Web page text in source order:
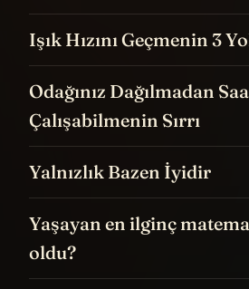
Işık Hızını Geçmenin 3
Odağınız Dağılmadan
Çalışabilmenin Sırrı
Yalnızlık Bazen İyidir
Yaşayan en ilginç
oldu?